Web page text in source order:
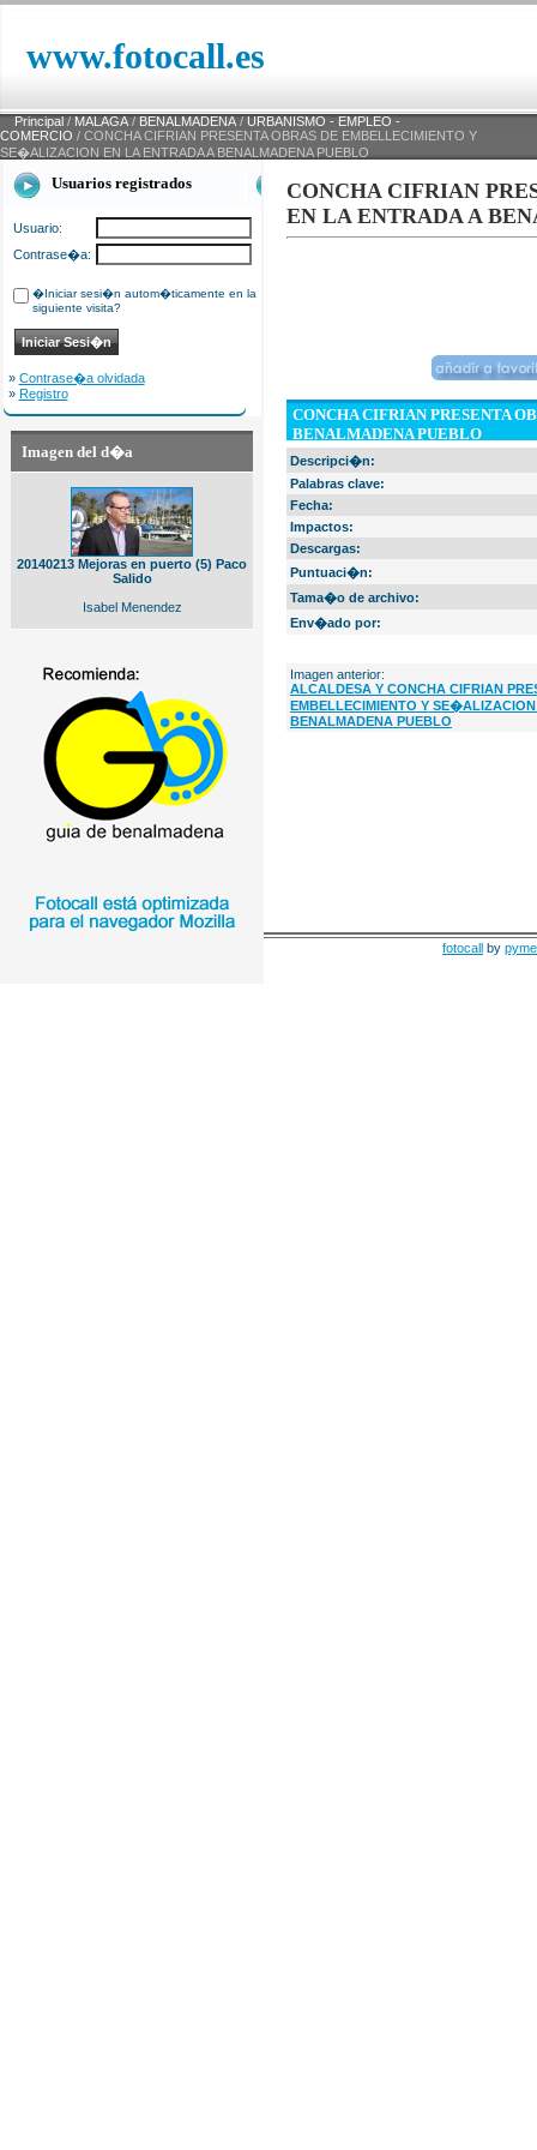
www.fotocall.es
Principal/MALAGA/BENALMADENA/URBANISMO - EMPLEO -
COMERCIO / CONCHA CIFRIAN PRESENTA OBRAS DE EMBELLECIMIENTO Y
SE�ALIZACION EN LA ENTRADA A BENALMADENA PUEBLO
Usuarios registrados
Usuario:
Contrase�a:
�Iniciar sesi�n autom�ticamente en la
siguiente visita?
» Contrase�a olvidada
» Registro
Imagen del d�a
20140213 Mejoras en puerto (5) Paco
Salido
Isabel Menendez
CONCHA CIFRIAN
EN LA ENTRADA A
CONCHA CIFRIAN PRESENTA
BENALMADENA PUEBLO
Descripci�n:
Palabras clave:
Fecha:
Impactos:
Descargas:
Puntuaci�n:
Tama�o de archivo:
Env�ado por:
Imagen anterior:
ALCALDESA Y CONCHA CIFRIAN
EMBELLECIMIENTO Y
BENALMADENA PUEBLO
fotocall by